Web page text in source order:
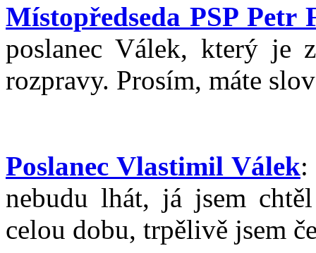
Místopředseda PSP Petr
poslanec Válek, který je
rozpravy. Prosím, máte
Poslanec Vlastimil Válek:
nebudu lhát, já jsem
celou dobu, trpělivě jsem